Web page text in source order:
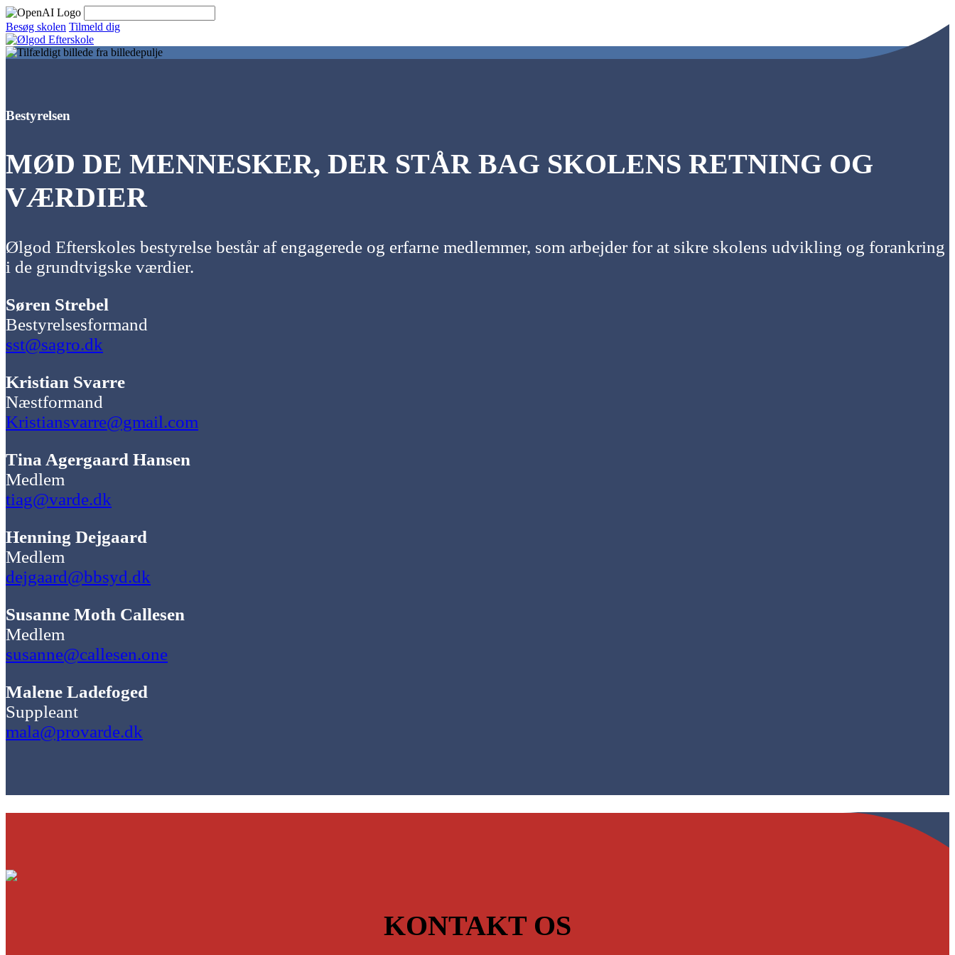
Skip
to
content
Besøg skolen Tilmeld dig
Bestyrelsen
MØD DE MENNESKER, DER STÅR BAG SKOLENS RETNING OG
VÆRDIER
Ølgod Efterskoles bestyrelse består af engagerede og erfarne medlemmer, som arbejder for at sikre skolens udvikling og forankring
i de grundtvigske værdier.
Søren Strebel
Bestyrelsesformand
sst@sagro.dk
Kristian Svarre
Næstformand
Kristiansvarre@gmail.com
Tina Agergaard Hansen
Medlem
tiag@varde.dk
Henning Dejgaard
Medlem
dejgaard@bbsyd.dk
Susanne Moth Callesen
Medlem
susanne@callesen.one
Malene Ladefoged
Suppleant
mala@provarde.dk
KONTAKT OS